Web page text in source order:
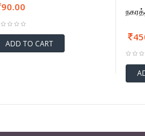
90.00
ADD TO CART